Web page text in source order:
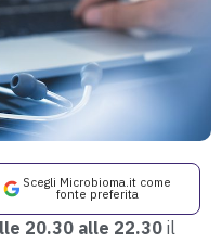
Scegli Microbioma.it come
fonte preferita
20.30 alle 22.30 il